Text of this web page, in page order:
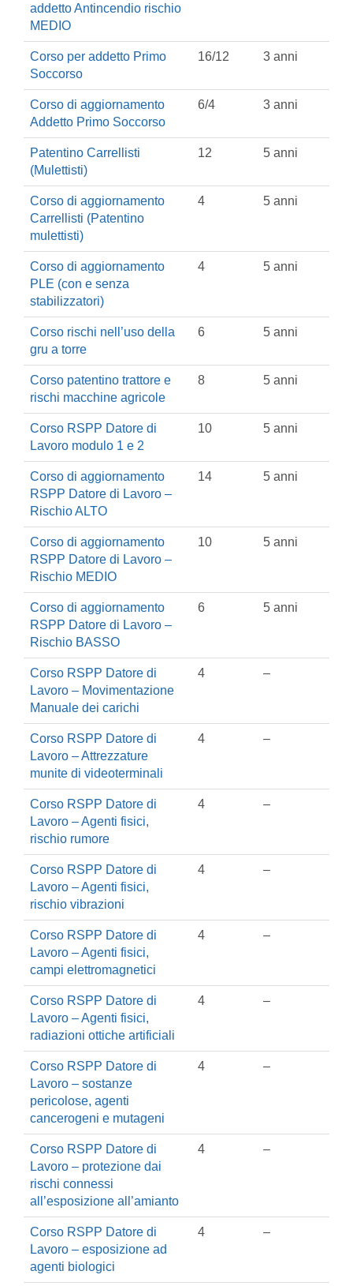
addetto Antincendio rischio
MEDIO
Corso per addetto Primo
Soccorso
16/12 3 anni
Corso di aggiornamento
Addetto Primo Soccorso
6/4 3 anni
Patentino Carrellisti
(Mulettisti)
12 5 anni
Corso di aggiornamento
Carrellisti (Patentino
mulettisti)
4 5 anni
Corso di aggiornamento
PLE (con e senza
stabilizzatori)
4 5 anni
Corso rischi nell’uso della
gru a torre
6 5 anni
Corso patentino trattore e
rischi macchine agricole
8 5 anni
Corso RSPP Datore di
Lavoro modulo 1 e 2
10 5 anni
Corso di aggiornamento
RSPP Datore di Lavoro –
Rischio ALTO
14 5 anni
Corso di aggiornamento
RSPP Datore di Lavoro –
Rischio MEDIO
10 5 anni
Corso di aggiornamento
RSPP Datore di Lavoro –
Rischio BASSO
6 5 anni
Corso RSPP Datore di
Lavoro – Movimentazione
Manuale dei carichi
4 –
Corso RSPP Datore di
Lavoro – Attrezzature
munite di videoterminali
4 –
Corso RSPP Datore di
Lavoro – Agenti fisici,
rischio rumore
4 –
Corso RSPP Datore di
Lavoro – Agenti fisici,
rischio vibrazioni
4 –
Corso RSPP Datore di
Lavoro – Agenti fisici,
campi elettromagnetici
4 –
Corso RSPP Datore di
Lavoro – Agenti fisici,
radiazioni ottiche artificiali
4 –
Corso RSPP Datore di
Lavoro – sostanze
pericolose, agenti
cancerogeni e mutageni
4 –
Corso RSPP Datore di
Lavoro – protezione dai
rischi connessi
all’esposizione all’amianto
4 –
Corso RSPP Datore di
Lavoro – esposizione ad
agenti biologici
4 –